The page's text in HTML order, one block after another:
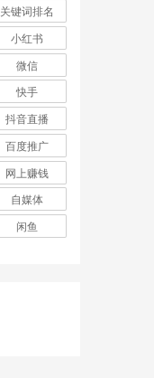
关键词排名
小红书
微信
快手
抖音直播
百度推广
网上赚钱
自媒体
闲鱼